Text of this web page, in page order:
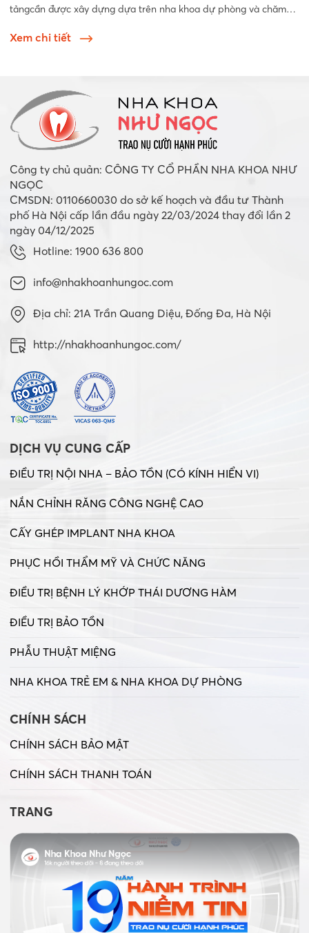
tảngcần được xây dựng dựa trên nha khoa dự phòng và chăm
Xem chi tiết
Công ty chủ quản: CÔNG TY CỔ PHẦN NHA KHOA NHƯ
NGỌC
CMSDN: 0110660030 do sở kế hoạch và đầu tư Thành
phố Hà Nội cấp lần đầu ngày 22/03/2024 thay đổi lần 2
ngày 04/12/2025
Hotline: 1900 636 800
info@nhakhoanhungoc.com
Địa chỉ: 21A Trần Quang Diệu, Đống Đa, Hà Nội
http://nhakhoanhungoc.com/
DỊCH VỤ CUNG CẤP
ĐIỀU TRỊ NỘI NHA – BẢO TỒN (CÓ KÍNH HIỂN VI)
NẮN CHỈNH RĂNG CÔNG NGHỆ CAO
CẤY GHÉP IMPLANT NHA KHOA
PHỤC HỒI THẨM MỸ VÀ CHỨC NĂNG
ĐIỀU TRỊ BỆNH LÝ KHỚP THÁI DƯƠNG HÀM
ĐIỀU TRỊ BẢO TỒN
PHẪU THUẬT MIỆNG
NHA KHOA TRẺ EM & NHA KHOA DỰ PHÒNG
CHÍNH SÁCH
CHÍNH SÁCH BẢO MẬT
CHÍNH SÁCH THANH TOÁN
TRANG